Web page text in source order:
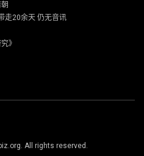
走20余天 仍无音讯
》
All rights reserved.